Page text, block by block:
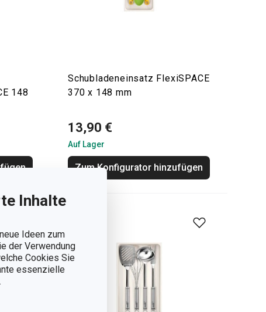
Inhalte
Ideen zum
der Verwendung
Cookies Sie
essenzielle
148
Schubladeneinsatz FlexiSPACE
370 x 148 mm
13,90 €
Auf Lager
Zum Konfigurator hinzufügen